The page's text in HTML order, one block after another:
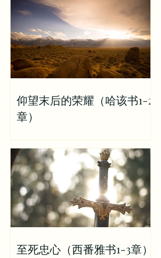
仰望末后的荣耀（哈该书1-2
章）
至死忠心（西番雅书1-3章）